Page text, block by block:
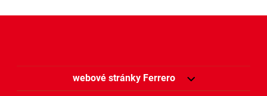
webové stránky Ferrero